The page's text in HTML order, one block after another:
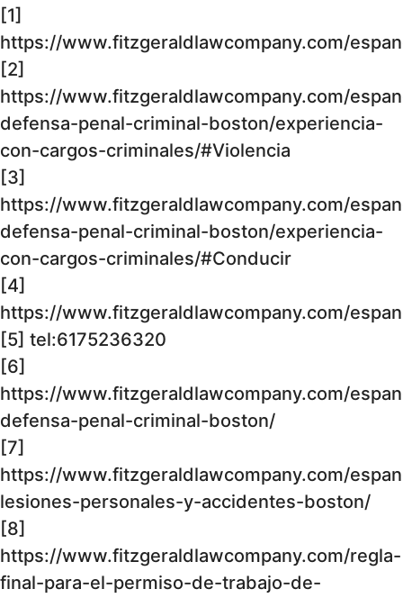
[1]
https://www.fitzgeraldlawcompany.com/
[2]
https://www.fitzgeraldlawcompany.com/
defensa-penal-criminal-boston/experiencia-
con-cargos-criminales/#Violencia
[3]
https://www.fitzgeraldlawcompany.com/
defensa-penal-criminal-boston/experiencia-
con-cargos-criminales/#Conducir
[4]
https://www.fitzgeraldlawcompany.com/
[5] tel:6175236320
[6]
https://www.fitzgeraldlawcompany.com/
defensa-penal-criminal-boston/
[7]
https://www.fitzgeraldlawcompany.com/
lesiones-personales-y-accidentes-boston/
[8]
https://www.fitzgeraldlawcompany.com/regla-
final-para-el-permiso-de-trabajo-de-